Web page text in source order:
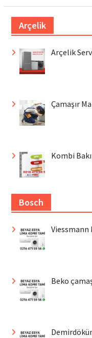
Arçelik
Arçelik
Çamaşır
Kombi
Bosch
Viessmann
Beko